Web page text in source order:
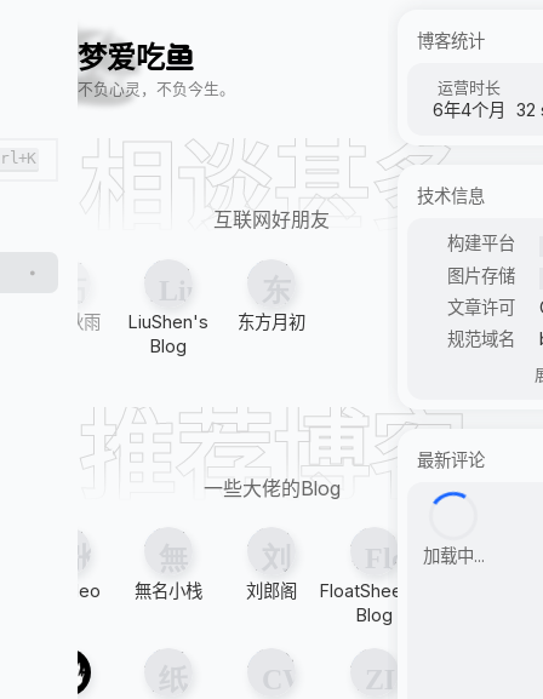
😮
🐟
🏖️
梦爱吃鱼
不负心灵，不负今生。
相谈甚多
互联网好朋友
朽丘秋雨
LiuShen's
Blog
东方月初
推荐博客
一些大佬的Blog
张洪Heo 無名小栈 刘郎阁
FloatSheep's
Blog
博客统计
运营时长
6年4个月 32
技术信息
构建平台
图片存储
文章许可
规范域名
最新评论
加载中...